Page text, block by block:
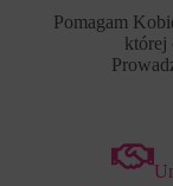
Pomagam
której